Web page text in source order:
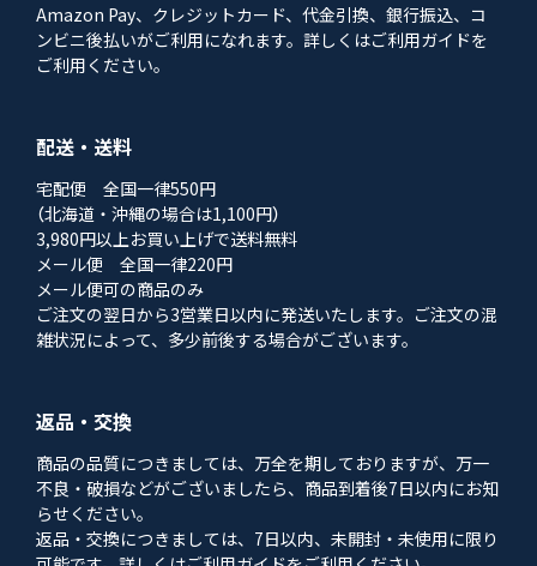
Amazon Pay、クレジットカード、代金引換、銀行振込、コ
ンビニ後払いがご利用になれます。詳しくはご利用ガイドを
ご利用ください。
配送・送料
宅配便 全国一律550円
（北海道・沖縄の場合は1,100円）
3,980円以上お買い上げで送料無料
メール便 全国一律220円
メール便可の商品のみ
ご注文の翌日から3営業日以内に発送いたします。ご注文の混
雑状況によって、多少前後する場合がございます。
返品・交換
商品の品質につきましては、万全を期しておりますが、万一
不良・破損などがございましたら、商品到着後7日以内にお知
らせください。
返品・交換につきましては、7日以内、未開封・未使用に限り